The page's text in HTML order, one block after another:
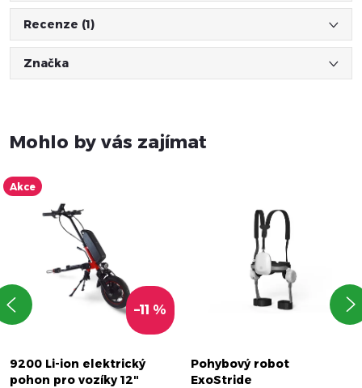
Recenze (1)
Značka
Mohlo by vás zajímat
Akce
–11 %
9200 Li-ion elektrický
pohon pro vozíky 12"
Pohybový robot
ExoStride